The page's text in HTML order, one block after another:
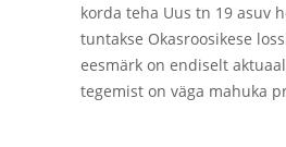
korda teha Uus tn 19 asuv
tuntakse Okasroosikese
eesmärk on endiselt
tegemist on väga mahuka